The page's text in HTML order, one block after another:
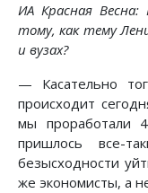
ИА Красная
тому, как тему
и вузах?
— Касательно
происходит
мы проработали
пришлось все-
безысходности
же экономисты, а